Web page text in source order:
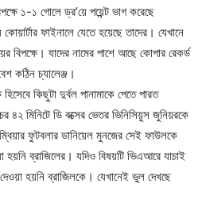
১-১ গোলে ড্র’য়ে পয়েন্ট ভাগ করেছে
ফাইনালে যেতে হয়েছে তাদের। যেখানে
বিপক্ষে। যাদের নামের পাশে আছে কোপার রেকর্ড
কঠিন চ্যালেঞ্জ।
কিছুটা দুর্বল পানামাকে পেতে পারত
৪২ মিনিটে ডি বক্সের ভেতর ভিনিসিয়ুস জুনিয়রকে
ফুটবলার ডানিয়েল মুনজের সেই ফাউলকে
হয়নি ব্রাজিলের। যদিও বিষয়টি ভিএআরে যাচাই
হয়নি ব্রাজিলকে। যেখানেই ভুল দেখছে